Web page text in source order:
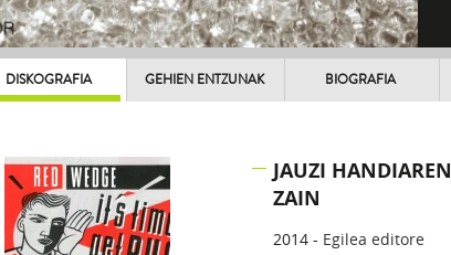
DISKOGRAFIA GEHIEN ENTZUNAK BIOGRAFIA
JAUZI HANDIAREN
ZAIN
2014 - Egilea editore